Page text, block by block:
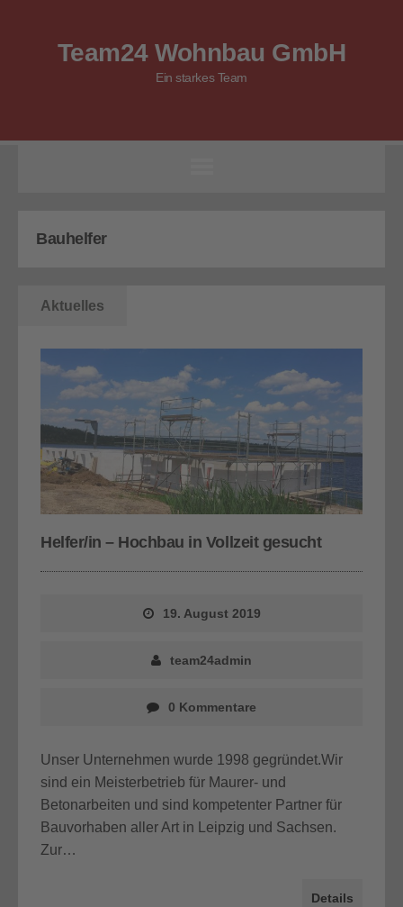
Team24 Wohnbau GmbH
Ein starkes Team
Bauhelfer
Aktuelles
Helfer/in – Hochbau in Vollzeit gesucht
19. August 2019
team24admin
0 Kommentare
Unser Unternehmen wurde 1998 gegründet.Wir
sind ein Meisterbetrieb für Maurer- und
Betonarbeiten und sind kompetenter Partner für
Bauvorhaben aller Art in Leipzig und Sachsen.
Zur…
Details